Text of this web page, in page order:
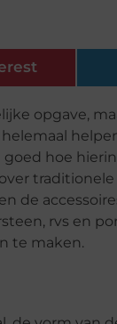
opgave,
hoe
de
rvs en
te maken.